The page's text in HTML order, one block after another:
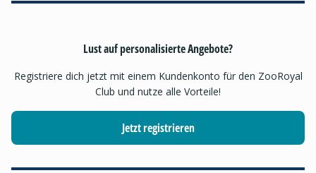
Lust auf personalisierte Angebote?
Registriere dich jetzt mit einem Kundenkonto für den ZooRoyal
Club und nutze alle Vorteile!
Jetzt registrieren